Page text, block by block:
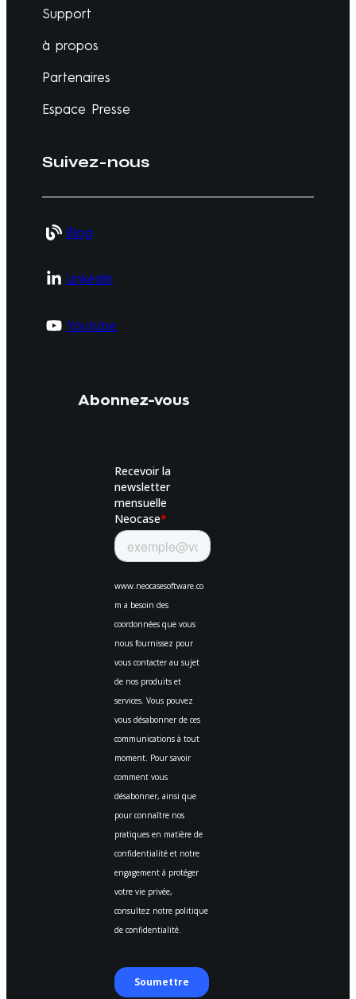
Support
à propos
Partenaires
Espace Presse
Suivez-nous
Blog
Linkedin
Youtube
Abonnez-vous